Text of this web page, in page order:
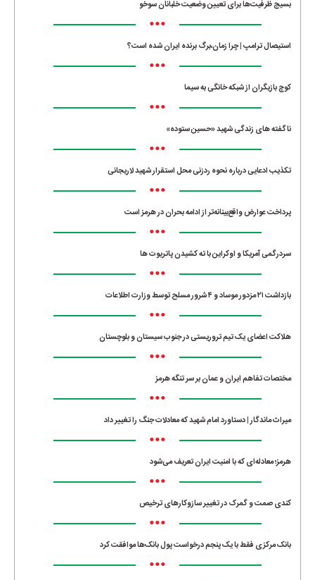
بسیج ظرفیت‌ها برای تعیین وضعیت خلبانان سوخو
•••
استیصال ترامپ | چرا زمان،برگ برنده ایران شده است؟
•••
کوچ بازیگران از شبکه خانگی به سیما
•••
ناگفته های زندگی شهید «حسین ستوده»
•••
تکذیب ادعایی درباره نحوه ردزنی محل استقرار شهید لاریجانی
•••
پرداخت عوارض واقع‌بینانه‌تر از ادامه بحران در هرمز است
•••
سردرگمی آمریکا و اوکراین با ته کشیدن پاتریوت ها
•••
بازداشت ۲۱ مزدور موساد و ۴ شرور مسلح توسط وزارت اطلاعات
•••
هلاکت اعضای یک تیم تروریستی در جنوب سیستان و بلوچستان
•••
مختصات تفاهم ایران و عمان بر سر تنگه هرمز
•••
میراث ماندگار | دستاورد امام شهید که معادلات جنگ را تغییر داد
•••
هرمز؛ معادله‌ای که با امنیت ایران تعریف می‌شود
•••
کندی صمت و گمرک در تغییر سازوکارهای ترخیص
•••
بانک مرکزی فقط با یک‌ پنجم درخواست پول بانک‌ها موافقت کرد
•••